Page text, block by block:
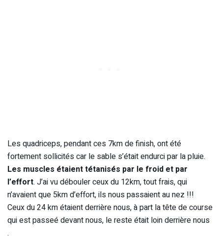
Les quadriceps, pendant ces 7km de finish, ont été
fortement sollicités car le sable s’était endurci par la pluie.
Les muscles étaient tétanisés par le froid et par
l’effort. J’ai vu débouler ceux du 12km, tout frais, qui
n’avaient que 5km d’effort, ils nous passaient au nez !!!
Ceux du 24 km étaient derrière nous, à part la tête de course
qui est passeé devant nous, le reste était loin derrière nous
.